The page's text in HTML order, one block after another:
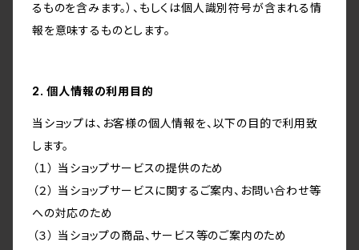
るものを含みます。）、もしくは個人識別符号が含まれる情
報を意味するものとします。
2. 個人情報の利用目的
当ショップは、お客様の個人情報を、以下の目的で利用致
します。
（１） 当ショップサービスの提供のため
（２） 当ショップサービスに関するご案内、お問い合わせ等
への対応のため
（３） 当ショップの商品、サービス等のご案内のため